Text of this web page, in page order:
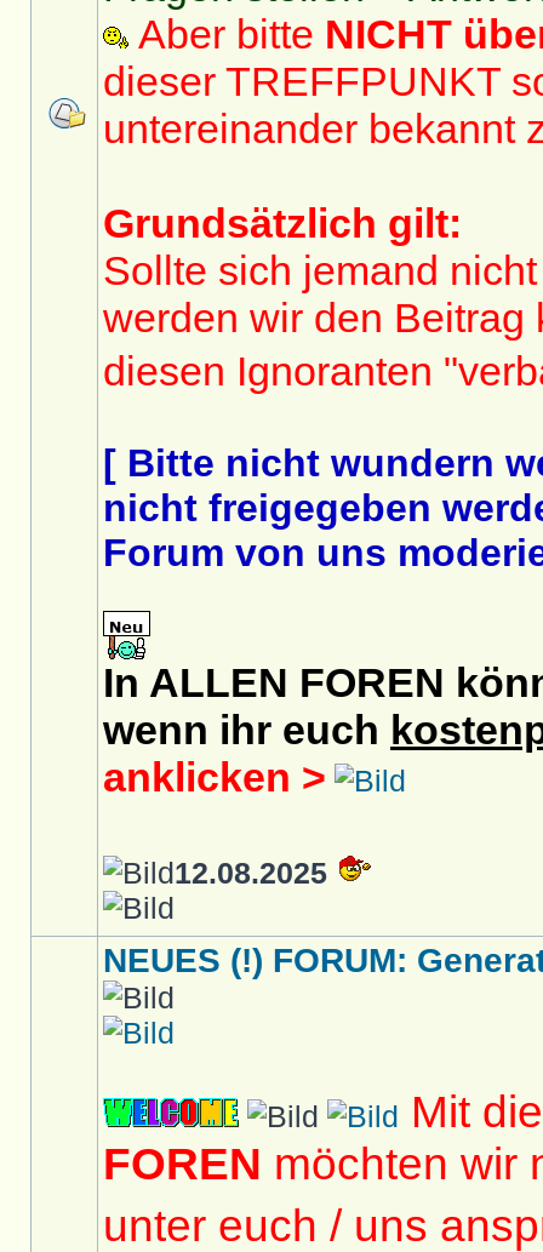
Aber bitte NICHT
dieser TREFFPUNKT
untereinander bekannt
Grundsätzlich gilt:
Sollte sich jemand
werden wir den Beitrag
diesen Ignoranten
[ Bitte nicht wundern
nicht freigegeben
Forum von uns
In ALLEN FOREN
wenn ihr euch
anklicken >
12.08.2025
NEUES (!) FORUM:
Mit
FOREN möchten wir
unter euch / uns